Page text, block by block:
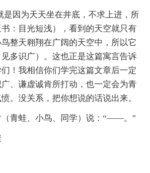
因为天天坐在井底，不求上进，所
：目光短浅），看到的天空就只有
整天翱翔在广阔的天空中，所以它
多识广）。这也正是这篇寓言告诉
！我相信你们学完这篇文章后一定
、谦虚诚肯所打动，也一定会为青
。没关系，把你想说的话说出来。
青蛙、小鸟、同学）说：“——。”